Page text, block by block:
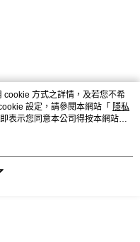
cookie 方式之詳情，及若您不希
設定，請參閱本網站「 隱私
表示您同意本公司得按本網站使